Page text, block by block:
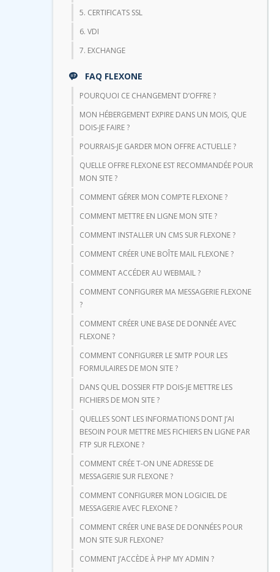
5. CERTIFICATS SSL
6. VDI
7. EXCHANGE
FAQ FLEXONE
POURQUOI CE CHANGEMENT D’OFFRE ?
MON HÉBERGEMENT EXPIRE DANS UN MOIS, QUE
DOIS-JE FAIRE ?
POURRAIS-JE GARDER MON OFFRE ACTUELLE ?
QUELLE OFFRE FLEXONE EST RECOMMANDÉE POUR
MON SITE ?
COMMENT GÉRER MON COMPTE FLEXONE ?
COMMENT METTRE EN LIGNE MON SITE ?
COMMENT INSTALLER UN CMS SUR FLEXONE ?
COMMENT CRÉER UNE BOÎTE MAIL FLEXONE ?
COMMENT ACCÉDER AU WEBMAIL ?
COMMENT CONFIGURER MA MESSAGERIE FLEXONE
?
COMMENT CRÉER UNE BASE DE DONNÉE AVEC
FLEXONE ?
COMMENT CONFIGURER LE SMTP POUR LES
FORMULAIRES DE MON SITE ?
DANS QUEL DOSSIER FTP DOIS-JE METTRE LES
FICHIERS DE MON SITE ?
QUELLES SONT LES INFORMATIONS DONT J’AI
BESOIN POUR METTRE MES FICHIERS EN LIGNE PAR
FTP SUR FLEXONE ?
COMMENT CRÉE T-ON UNE ADRESSE DE
MESSAGERIE SUR FLEXONE ?
COMMENT CONFIGURER MON LOGICIEL DE
MESSAGERIE AVEC FLEXONE ?
COMMENT CRÉER UNE BASE DE DONNÉES POUR
MON SITE SUR FLEXONE?
COMMENT J’ACCÈDE À PHP MY ADMIN ?